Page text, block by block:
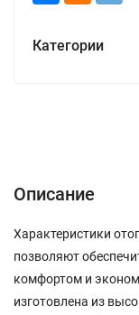
Категории
Описание
Характеристики
позволяют
комфортом и
изготовлена из